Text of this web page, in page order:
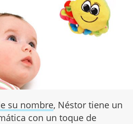
su nombre, Néstor tiene un
con un toque de